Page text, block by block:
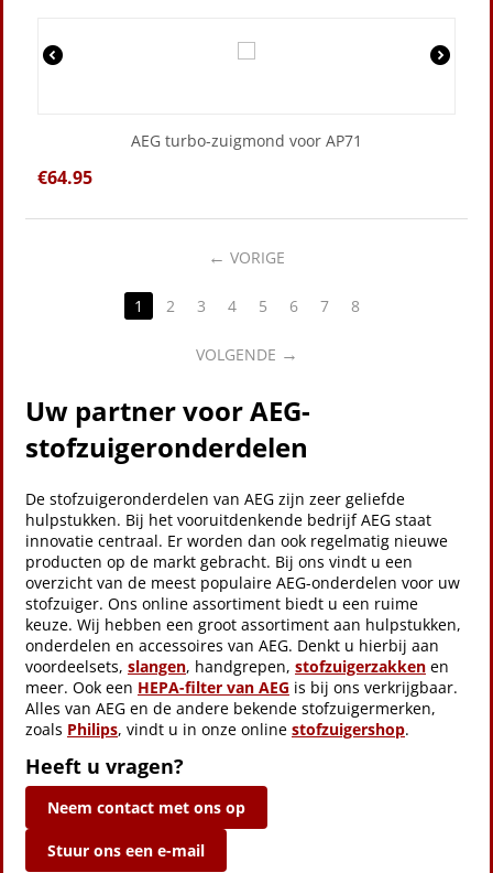
AEG turbo-zuigmond voor AP71
€64.95
VORIGE
1 2 3 4 5 6 7 8
VOLGENDE
Uw partner voor AEG-
stofzuigeronderdelen
De stofzuigeronderdelen van AEG zijn zeer geliefde
hulpstukken. Bij het vooruitdenkende bedrijf AEG staat
innovatie centraal. Er worden dan ook regelmatig nieuwe
producten op de markt gebracht. Bij ons vindt u een
overzicht van de meest populaire AEG-onderdelen voor uw
stofzuiger. Ons online assortiment biedt u een ruime
keuze. Wij hebben een groot assortiment aan hulpstukken,
onderdelen en accessoires van AEG. Denkt u hierbij aan
voordeelsets, slangen, handgrepen, stofzuigerzakken en
meer. Ook een HEPA-filter van AEG is bij ons verkrijgbaar.
Alles van AEG en de andere bekende stofzuigermerken,
zoals Philips, vindt u in onze online stofzuigershop.
Heeft u vragen?
Neem contact met ons op
Stuur ons een e-mail